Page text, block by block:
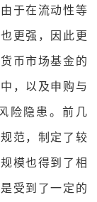
于在流动性等
更强，因此更
币市场基金的
，以及申购与
险隐患。前几
范，制定了较
模也得到了相
受到了一定的